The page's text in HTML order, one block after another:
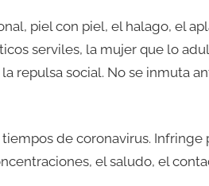
piel con piel, el halago, el
serviles, la mujer que lo
repulsa social. No se inmuta
de coronavirus.
el saludo, el